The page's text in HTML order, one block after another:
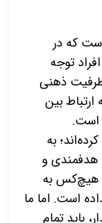
که در
توجه
ظرفیت ذهنی
بین
است.
به
هدفمندی و
هیچ‌کس به
است. اما ما
باید تمام